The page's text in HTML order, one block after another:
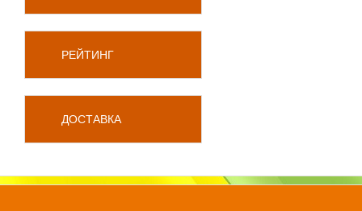
РЕЙТИНГ
ДОСТАВКА